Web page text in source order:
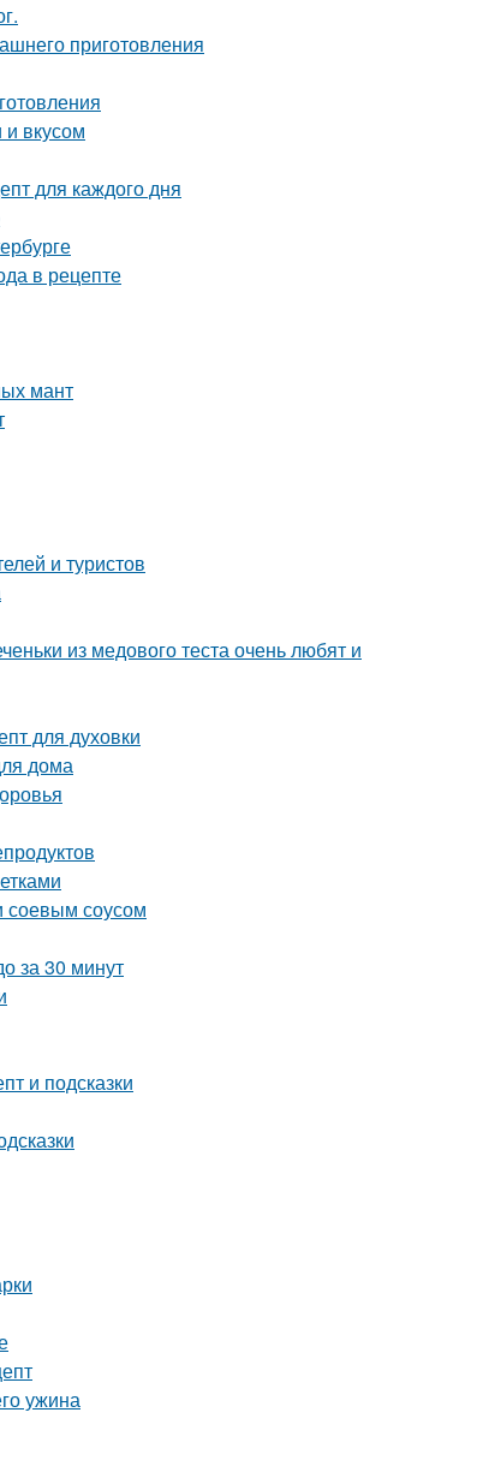
приготовления
вкусом
для каждого дня
в рецепте
мант
и туристов
из медового теста очень любят и
для духовки
дома
соевым соусом
за 30 минут
и подсказки
ужина